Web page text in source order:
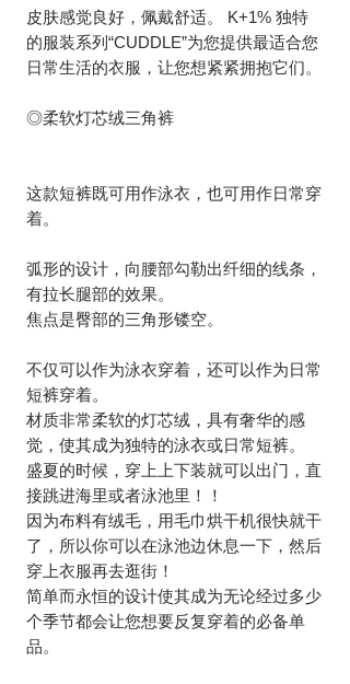
皮肤感觉良好，佩戴舒适。 K+1% 独特
的服装系列“CUDDLE”为您提供最适合您
日常生活的衣服，让您想紧紧拥抱它们。
◎柔软灯芯绒三角裤
这款短裤既可用作泳衣，也可用作日常穿
着。
弧形的设计，向腰部勾勒出纤细的线条，
有拉长腿部的效果。
焦点是臀部的三角形镂空。
不仅可以作为泳衣穿着，还可以作为日常
短裤穿着。
材质非常柔软的灯芯绒，具有奢华的感
觉，使其成为独特的泳衣或日常短裤。
盛夏的时候，穿上上下装就可以出门，直
接跳进海里或者泳池里！！
因为布料有绒毛，用毛巾烘干机很快就干
了，所以你可以在泳池边休息一下，然后
穿上衣服再去逛街！
简单而永恒的设计使其成为无论经过多少
个季节都会让您想要反复穿着的必备单
品。